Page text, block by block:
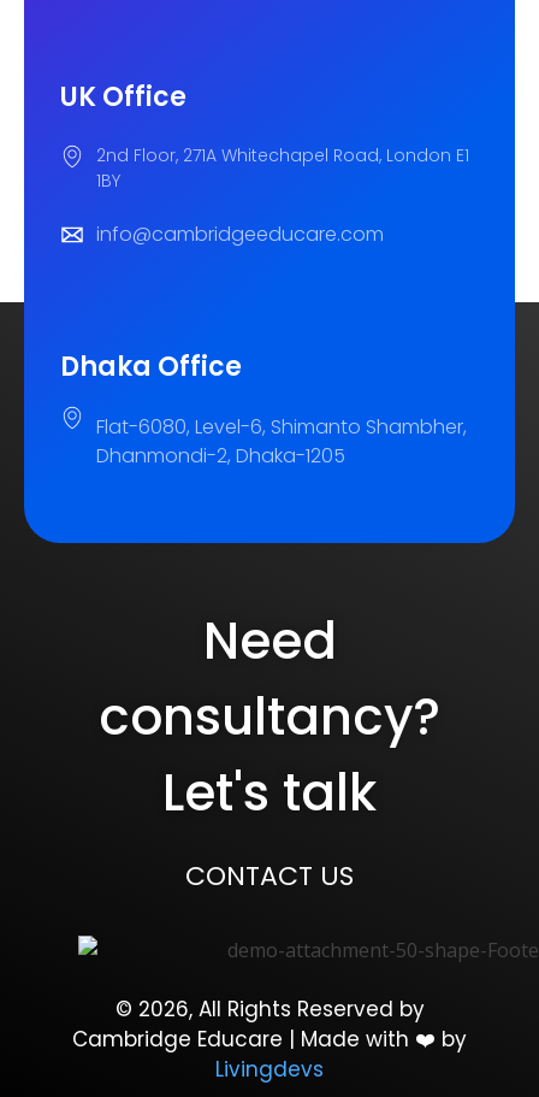
UK Office
2nd Floor, 271A Whitechapel Road, London E1
1BY
info@cambridgeeducare.com
Dhaka Office
Flat-6080, Level-6, Shimanto Shambher,
Dhanmondi-2, Dhaka-1205
Need
consultancy?
Let's talk
CONTACT US
© 2026, All Rights Reserved by
Cambridge Educare | Made with ❤️ by
Livingdevs